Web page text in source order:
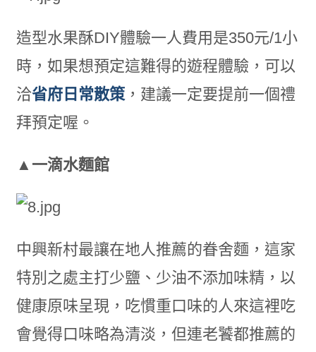
造型水果酥DIY體驗一人費用是350元/1小
時，如果想預定這難得的遊程體驗，可以
洽省府日常散策，建議一定要提前一個禮
拜預定喔。
▲一滴水麵館
中興新村最讓在地人推薦的眷舍麵，這家
特別之處主打少鹽、少油不添加味精，以
健康原味呈現，吃慣重口味的人來這裡吃
會覺得口味略為清淡，但連老饕都推薦的